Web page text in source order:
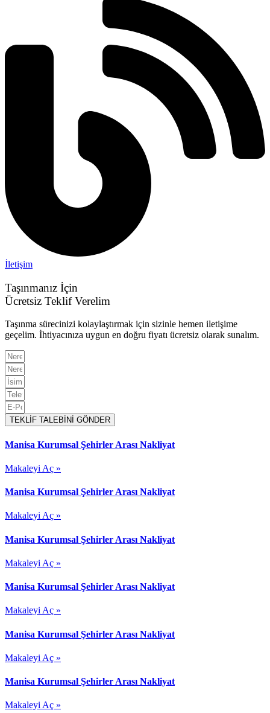
İletişim
Taşınmanız İçin
Ücretsiz Teklif Verelim
Taşınma sürecinizi kolaylaştırmak için sizinle hemen iletişime
geçelim. İhtiyacınıza uygun en doğru fiyatı ücretsiz olarak sunalım.
TEKLİF TALEBİNİ GÖNDER
Manisa Kurumsal Şehirler Arası Nakliyat
Makaleyi Aç »
Manisa Kurumsal Şehirler Arası Nakliyat
Makaleyi Aç »
Manisa Kurumsal Şehirler Arası Nakliyat
Makaleyi Aç »
Manisa Kurumsal Şehirler Arası Nakliyat
Makaleyi Aç »
Manisa Kurumsal Şehirler Arası Nakliyat
Makaleyi Aç »
Manisa Kurumsal Şehirler Arası Nakliyat
Makaleyi Aç »